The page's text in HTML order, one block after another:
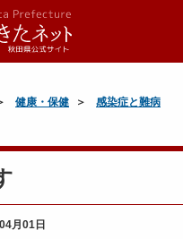
健康・保健
感染症と難病
月01日